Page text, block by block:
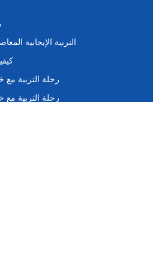
التربية الإيجابية
رحلة التربية مع
رحلة التربية مع